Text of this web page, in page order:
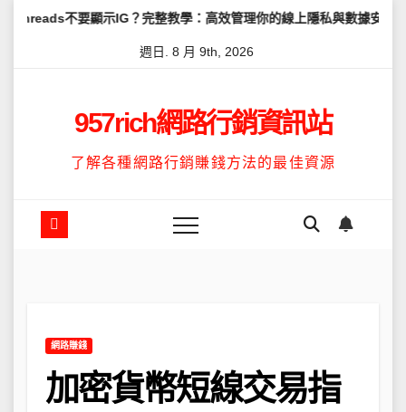
示IG？完整教學：高效管理你的線上隱私與數據安全 怎麼讓
週日. 8 月 9th, 2026
957rich網路行銷資訊站
了解各種網路行銷賺錢方法的最佳資源
網路賺錢
加密貨幣短線交易指